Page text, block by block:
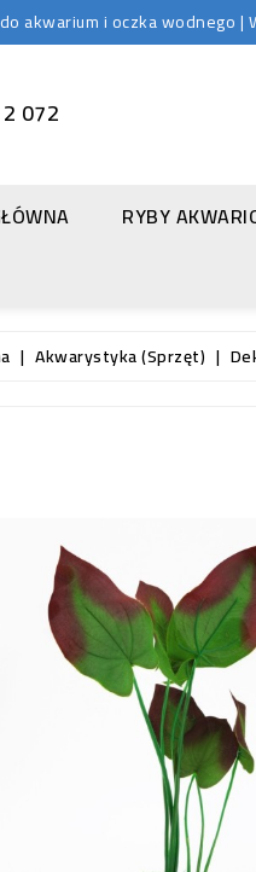
akwarium i oczka wodnego
072
RYBY
Akwarystyka (sprzęt)